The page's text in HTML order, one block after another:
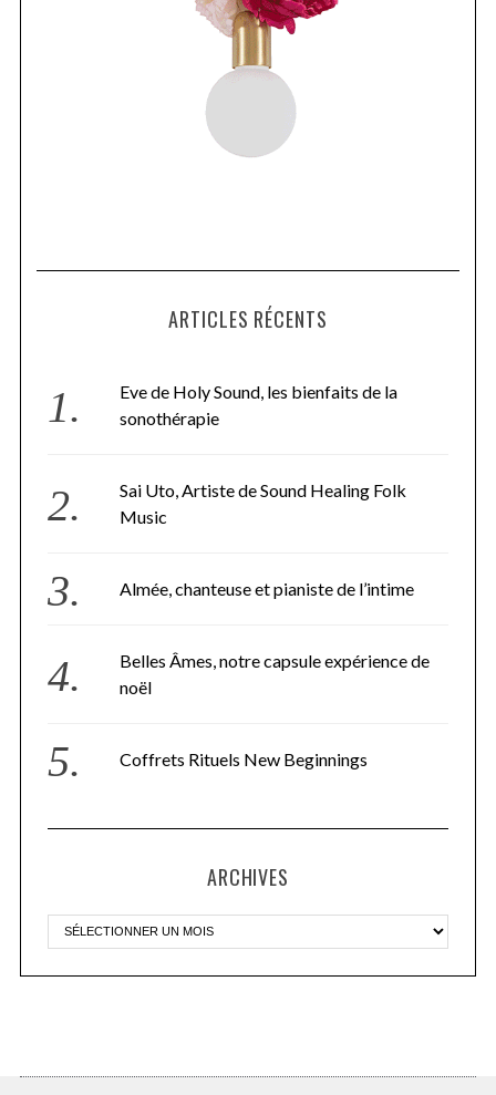
ARTICLES RÉCENTS
Eve de Holy Sound, les bienfaits de la
sonothérapie
Sai Uto, Artiste de Sound Healing Folk
Music
Almée, chanteuse et pianiste de l’intime
Belles Âmes, notre capsule expérience de
noël
Coffrets Rituels New Beginnings
ARCHIVES